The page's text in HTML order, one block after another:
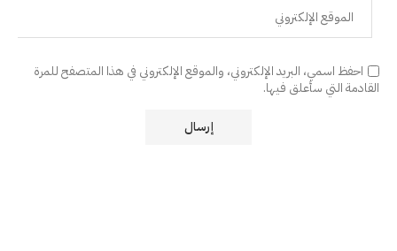
احفظ اسمي، البريد الإلكتروني، والموقع الإلكتروني في هذا المتصفح للمرة
القادمة التي سأعلق فيها.